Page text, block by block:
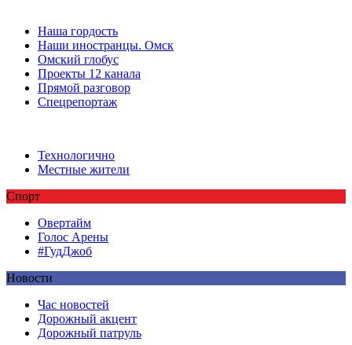
Наша гордость
Наши иностранцы. Омск
Омский глобус
Проекты 12 канала
Прямой разговор
Спецрепортаж
Технологично
Местные жители
Спорт
Овертайм
Голос Арены
#ГудДжоб
Новости
Час новостей
Дорожный акцент
Дорожный патруль